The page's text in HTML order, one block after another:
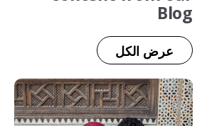
Blog
عرض الكل